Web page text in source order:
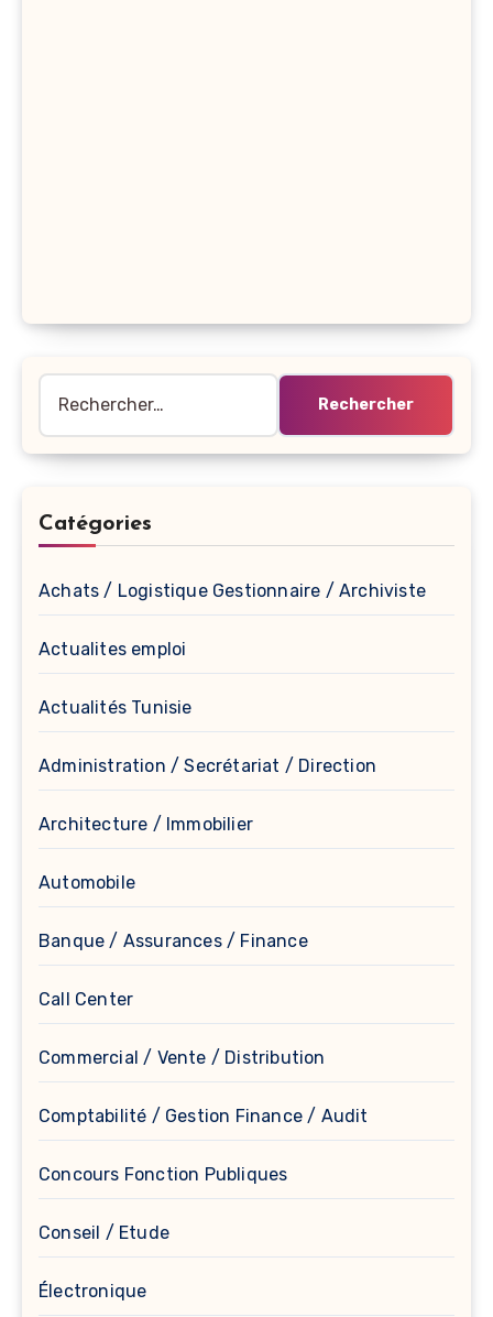
Catégories
Achats / Logistique Gestionnaire / Archiviste
Actualites emploi
Actualités Tunisie
Administration / Secrétariat / Direction
Architecture / Immobilier
Automobile
Banque / Assurances / Finance
Call Center
Commercial / Vente / Distribution
Comptabilité / Gestion Finance / Audit
Concours Fonction Publiques
Conseil / Etude
Électronique